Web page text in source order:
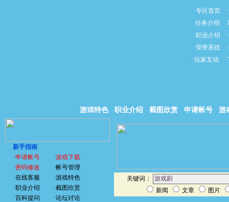
·专区首页 ·
·任务介绍 ·
·职业介绍 ·
·荣誉系统 ·
·玩家互动 ·
游戏特色 职业介绍 截图欣赏 申请帐号 游
新手指南
·申请帐号 ·游戏下载
·密码修改 ·帐号管理
·在线客服 ·游戏特色
·职业介绍 ·截图欣赏
·百科提问 ·论坛讨论
关键词：
新闻
文章 图片